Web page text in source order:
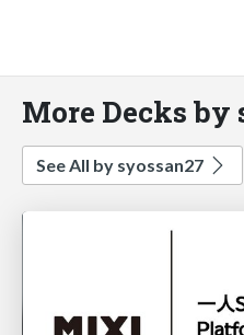
More Decks by
See All by syossan27